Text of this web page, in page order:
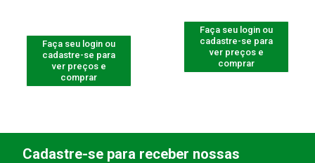
Faça seu login ou
cadastre-se para
ver preços e
comprar
Faça seu login ou
cadastre-se para
ver preços e
comprar
Cadastre-se para receber nossas